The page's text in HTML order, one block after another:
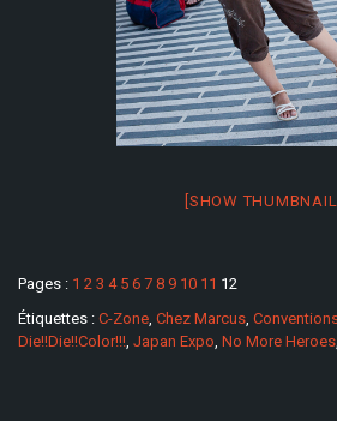
[SHOW
Pages : 1 2 3 4 5 6 7 8 9 10 11 12
Étiquettes : C-Zone, Chez Marcus,
Die!!Die!!Color!!!, Japan Expo, No More Heroes